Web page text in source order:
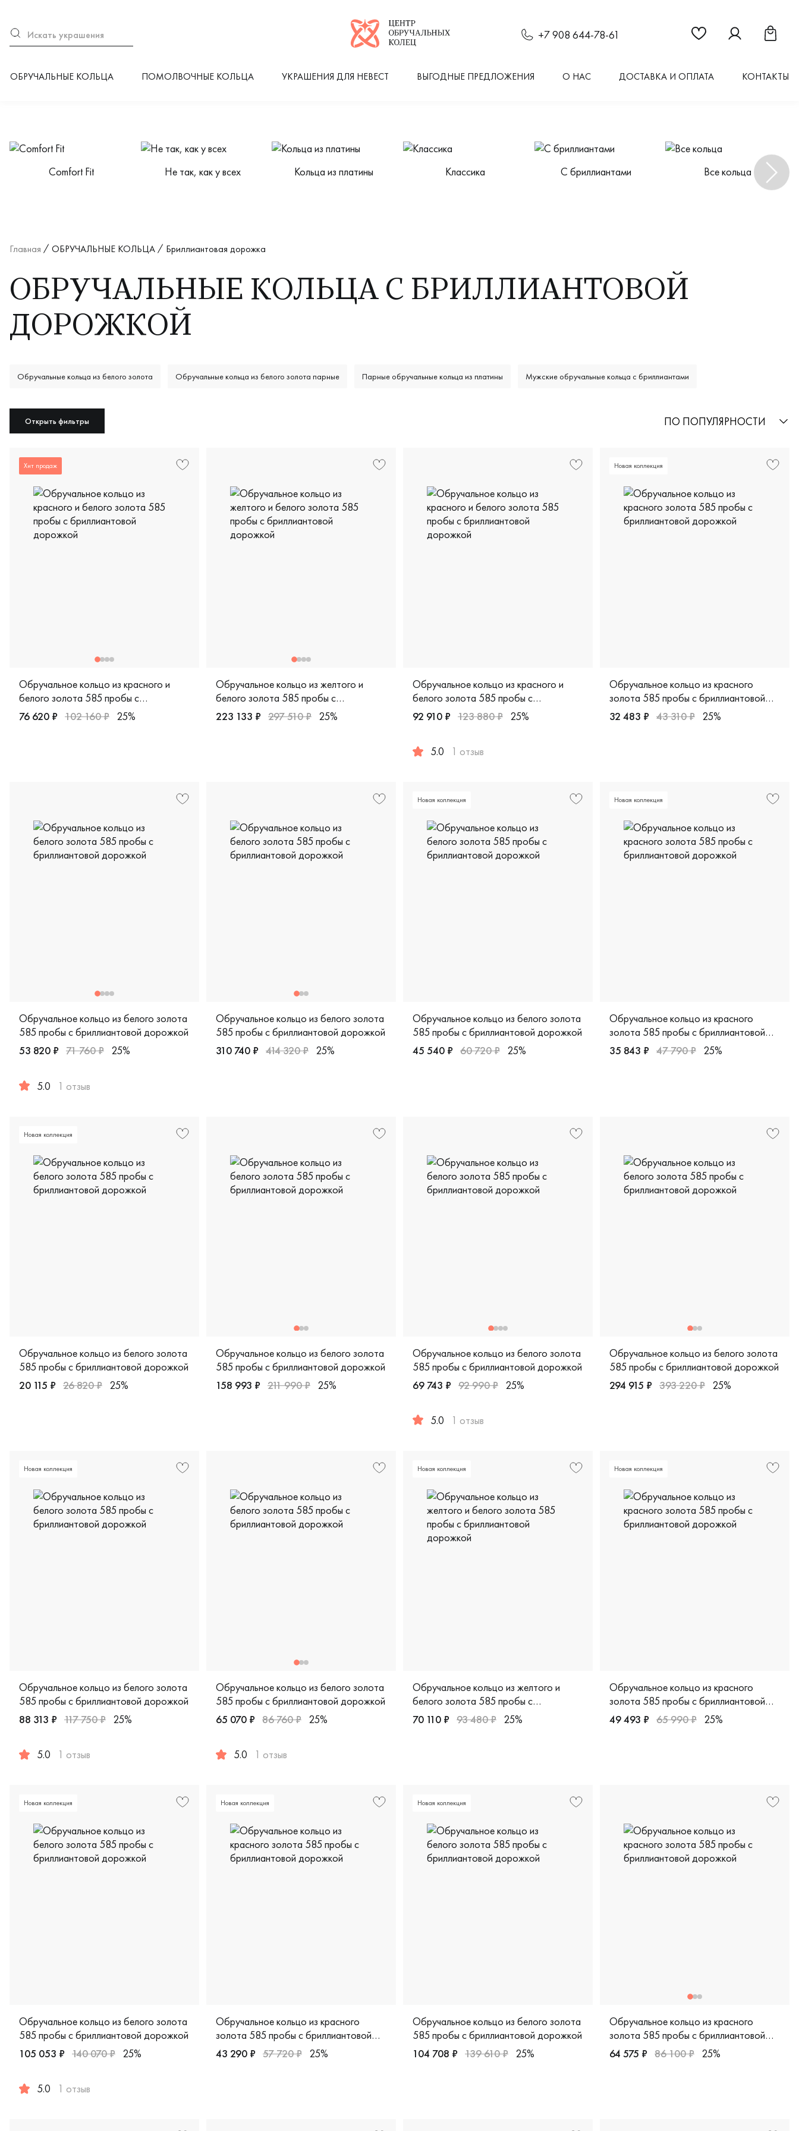
Логотип компании
+7 908 644-78-61 Ссылка на страницу
Ссылка наСсылка
ОБРУЧАЛЬНЫЕ КОЛЬЦА ПОМОЛВОЧНЫЕ КОЛЬЦА УКРАШЕНИЯ ДЛЯ НЕВЕСТ ВЫГОДНЫЕ ПРЕДЛОЖЕНИЯ О НАС ДОСТАВКА И ОПЛАТА КОНТАКТЫ
Категории каталога
Сomfort Fit Не так, как у всех Кольца из платины Классика С бриллиантами Все кольца
Главная ОБРУЧАЛЬНЫЕ КОЛЬЦА Бриллиантовая дорожка
ОБРУЧАЛЬНЫЕ КОЛЬЦА С БРИЛЛИАНТОВОЙ
ДОРОЖКОЙ
Обручальные кольца из белого золота Обручальные кольца из белого золота парные Парные обручальные кольца из платины Мужские обручальные кольца с бриллиантами
Женские золотые обручальные кольца
Открыть фильтры
ПО ПОПУЛЯРНОСТИ
Хит продаж
Обручальное кольцо из красного и
белого золота 585 пробы с
бриллиантовой дорожкой
76 620 ₽ 102 160 ₽ 25%
Обручальное кольцо из желтого и
белого золота 585 пробы с
бриллиантовой дорожкой
Женские, парные, желтое и белое золото 585 пробы, дизайнерская, vgok-0239-15-32-00ж
223 133 ₽ 297 510 ₽ 25%
Обручальное кольцо из красного и
белого золота 585 пробы с
бриллиантовой дорожкой
92 910 ₽ 123 880 ₽ 25%
5.0 1 отзыв
Новая коллекция
Обручальное кольцо из красного
золота 585 пробы с бриллиантовой
дорожкой
32 483 ₽ 43 310 ₽ 25%
Обручальное кольцо из белого золота
585 пробы с бриллиантовой дорожкой
53 820 ₽ 71 760 ₽ 25%
5.0 1 отзыв
Обручальное кольцо из белого золота
585 пробы с бриллиантовой дорожкой
310 740 ₽ 414 320 ₽ 25%
Новая коллекция
Обручальное кольцо из белого золота
585 пробы с бриллиантовой дорожкой
45 540 ₽ 60 720 ₽ 25%
Новая коллекция
Обручальное кольцо из красного
золота 585 пробы с бриллиантовой
дорожкой
35 843 ₽ 47 790 ₽ 25%
Новая коллекция
Обручальное кольцо из белого золота
585 пробы с бриллиантовой дорожкой
20 115 ₽ 26 820 ₽ 25%
Обручальное кольцо из белого золота
585 пробы с бриллиантовой дорожкой
Мужские, парные, белое золото 585 пробы, дизайнерская, vgok-0139-15-20-20м
158 993 ₽ 211 990 ₽ 25%
Обручальное кольцо из белого золота
585 пробы с бриллиантовой дорожкой
69 743 ₽ 92 990 ₽ 25%
5.0 1 отзыв
Обручальное кольцо из белого золота
585 пробы с бриллиантовой дорожкой
294 915 ₽ 393 220 ₽ 25%
Новая коллекция
Обручальное кольцо из белого золота
585 пробы с бриллиантовой дорожкой
88 313 ₽ 117 750 ₽ 25%
5.0 1 отзыв
Обручальное кольцо из белого золота
585 пробы с бриллиантовой дорожкой
65 070 ₽ 86 760 ₽ 25%
5.0 1 отзыв
Новая коллекция
Обручальное кольцо из желтого и
белого золота 585 пробы с
бриллиантовой дорожкой
70 110 ₽ 93 480 ₽ 25%
Новая коллекция
Обручальное кольцо из красного
золота 585 пробы с бриллиантовой
дорожкой
49 493 ₽ 65 990 ₽ 25%
Новая коллекция
Обручальное кольцо из белого золота
585 пробы с бриллиантовой дорожкой
105 053 ₽ 140 070 ₽ 25%
5.0 1 отзыв
Новая коллекция
Обручальное кольцо из красного
золота 585 пробы с бриллиантовой
дорожкой
43 290 ₽ 57 720 ₽ 25%
Новая коллекция
Обручальное кольцо из белого золота
585 пробы с бриллиантовой дорожкой
104 708 ₽ 139 610 ₽ 25%
Обручальное кольцо из красного
золота 585 пробы с бриллиантовой
дорожкой
64 575 ₽ 86 100 ₽ 25%